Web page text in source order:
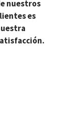
nuestros
es